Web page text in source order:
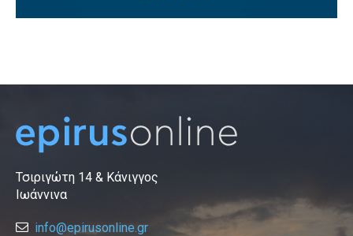
Τσιριγώτη 14 & Κάνιγγος
Ιωάννινα
info@epirusonline.gr